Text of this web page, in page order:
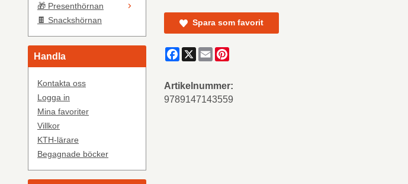
🎁 Presenthörnan
🍫 Snackshörnan
Handla
Kontakta oss
Logga in
Mina favoriter
Villkor
KTH-lärare
Begagnade böcker
Spara som favorit
Facebook
X Email
Artikelnummer:
9789147143559